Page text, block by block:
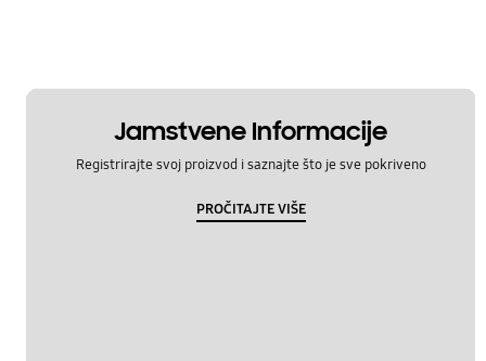
Jamstvene Informacije
Registrirajte svoj proizvod i saznajte što je sve pokriveno
PROČITAJTE VIŠE